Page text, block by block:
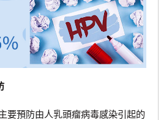
預防由人乳頭瘤病毒感染引起的